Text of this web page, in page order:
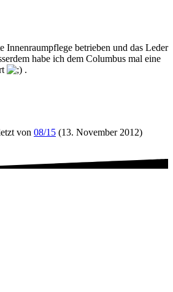
Innenraumpflege betrieben und das Leder
habe ich dem Columbus mal eine
.
von 08/15 (13. November 2012)